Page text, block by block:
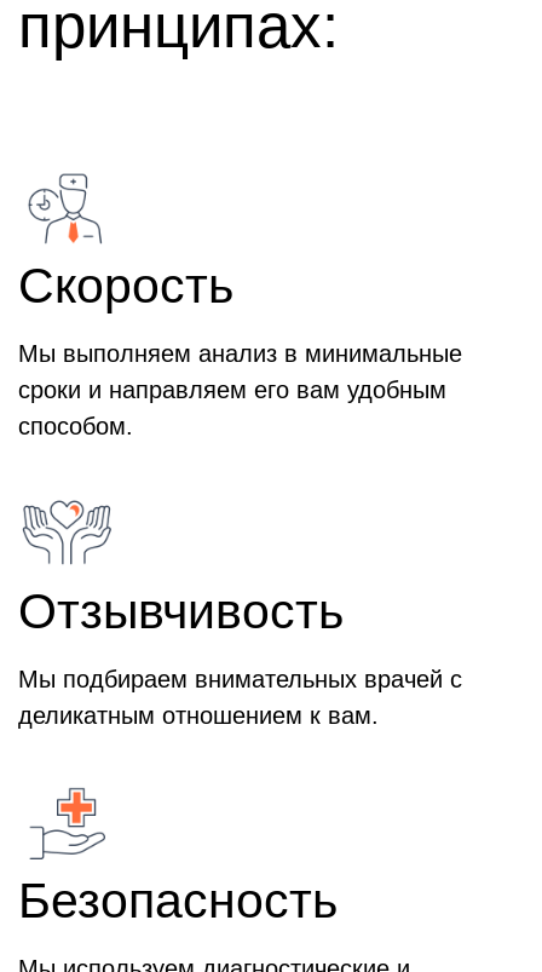
принципах:
Скорость
Мы выполняем анализ в минимальные
сроки и направляем его вам удобным
способом.
Отзывчивость
Мы подбираем внимательных врачей с
деликатным отношением к вам.
Безопасность